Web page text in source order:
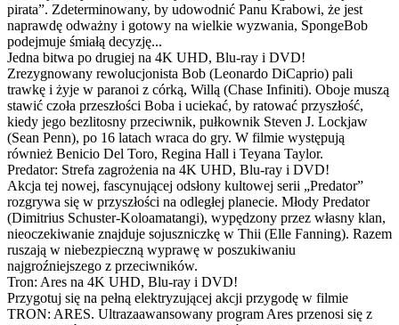
pirata”. Zdeterminowany, by udowodnić Panu Krabowi, że jest
naprawdę odważny i gotowy na wielkie wyzwania, SpongeBob
podejmuje śmiałą decyzję...
Jedna bitwa po drugiej na 4K UHD, Blu-ray i DVD!
Zrezygnowany rewolucjonista Bob (Leonardo DiCaprio) pali
trawkę i żyje w paranoi z córką, Willą (Chase Infiniti). Oboje muszą
stawić czoła przeszłości Boba i uciekać, by ratować przyszłość,
kiedy jego bezlitosny przeciwnik, pułkownik Steven J. Lockjaw
(Sean Penn), po 16 latach wraca do gry. W filmie występują
również Benicio Del Toro, Regina Hall i Teyana Taylor.
Predator: Strefa zagrożenia na 4K UHD, Blu-ray i DVD!
Akcja tej nowej, fascynującej odsłony kultowej serii „Predator”
rozgrywa się w przyszłości na odległej planecie. Młody Predator
(Dimitrius Schuster-Koloamatangi), wypędzony przez własny klan,
nieoczekiwanie znajduje sojuszniczkę w Thii (Elle Fanning). Razem
ruszają w niebezpieczną wyprawę w poszukiwaniu
najgroźniejszego z przeciwników.
Tron: Ares na 4K UHD, Blu-ray i DVD!
Przygotuj się na pełną elektryzującej akcji przygodę w filmie
TRON: ARES. Ultrazaawansowany program Ares przenosi się z